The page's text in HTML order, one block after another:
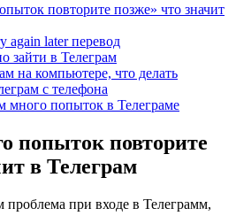
повторите позже» что значит
again later перевод
зайти в Телеграм
на компьютере, что делать
с телефона
много попыток в Телеграме
попыток повторите
в Телеграм
при входе в Телеграмм,